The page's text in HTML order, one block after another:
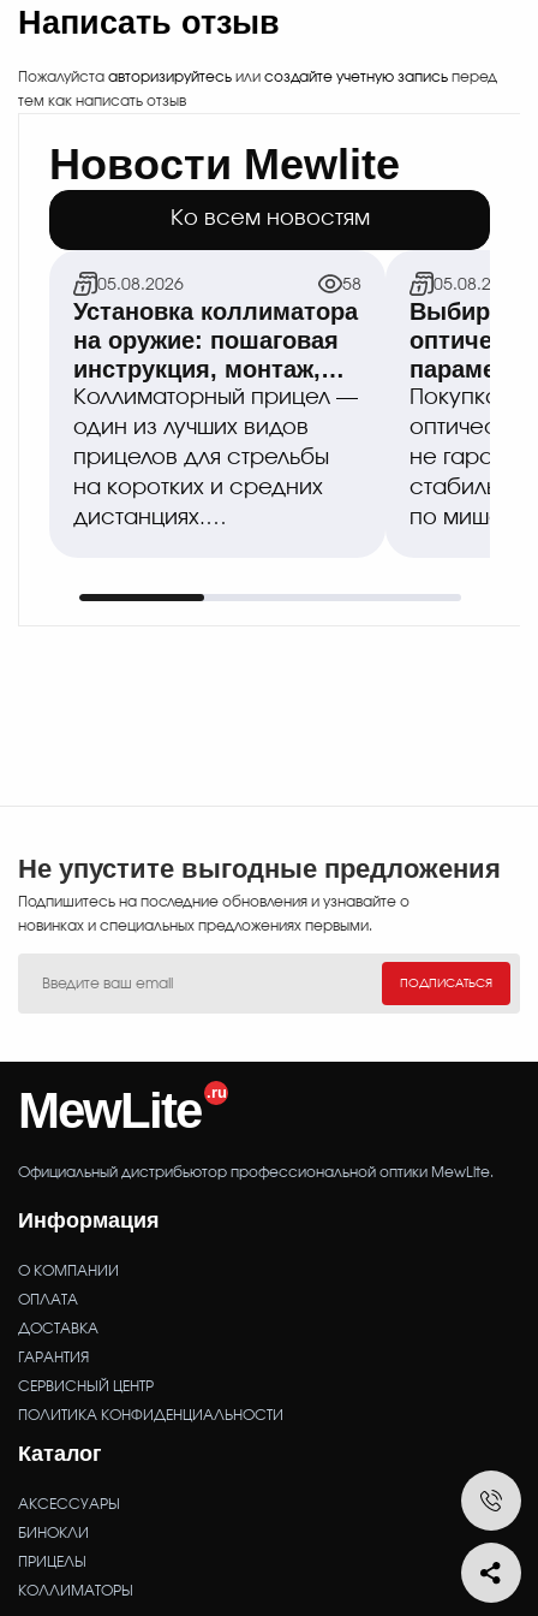
Написать отзыв
Пожалуйста авторизируйтесь или создайте учетную запись перед
тем как написать отзыв
Новости Mewlite
Ко всем новостям
05.08.2026 58
Установка коллиматора
на оружие: пошаговая
инструкция, монтаж,
пристрелка
Коллиматорный прицел —
один из лучших видов
прицелов для стрельбы
на коротких и средних
дистанциях.
широкий обзор
05.08.2026
Выбираем
Покупка
не
по мишени,
Охотники и
Не упустите выгодные предложения
Подпишитесь на последние обновления и узнавайте о
новинках и специальных предложениях первыми.
ПОДПИСАТЬСЯ
MewLite
Официальный дистрибьютор профессиональной оптики MewLite.
Информация
О КОМПАНИИ
ОПЛАТА
ДОСТАВКА
ГАРАНТИЯ
СЕРВИСНЫЙ ЦЕНТР
ПОЛИТИКА КОНФИДЕНЦИАЛЬНОСТИ
Каталог
АКСЕССУАРЫ
БИНОКЛИ
ПРИЦЕЛЫ
КОЛЛИМАТОРЫ